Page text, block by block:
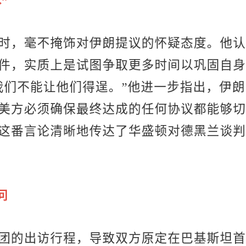
，毫不掩饰对伊朗提议的怀疑态度。他认
，实质上是试图争取更多时间以巩固自身
不能让他们得逞。”他进一步指出，伊朗
方必须确保最终达成的任何协议都能够切
番言论清晰地传达了华盛顿对德黑兰谈判
的出访行程，导致双方原定在巴基斯坦首